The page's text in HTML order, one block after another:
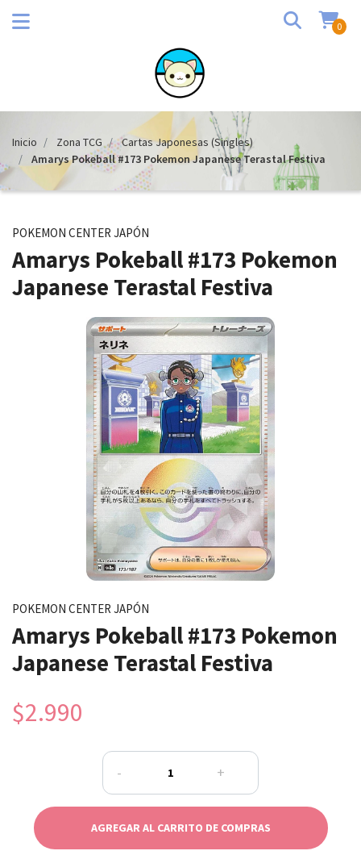
0
Inicio Zona TCG
Cartas Japonesas (Singles)
Amarys Pokeball #173 Pokemon Japanese Terastal Festiva
POKEMON CENTER JAPÓN
Amarys Pokeball #173 Pokemon
Japanese Terastal Festiva
POKEMON CENTER JAPÓN
Amarys Pokeball #173 Pokemon
Japanese Terastal Festiva
$2.990
- +